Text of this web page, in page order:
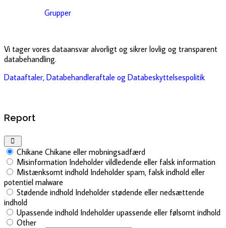
Grupper
Vi tager vores dataansvar alvorligt og sikrer lovlig og transparent
databehandling.
Dataaftaler, Databehandleraftale og Databeskyttelsespolitik
Report
Chikane Chikane eller mobningsadfærd
Misinformation Indeholder vildledende eller falsk information
Mistænksomt indhold Indeholder spam, falsk indhold eller
potentiel malware
Stødende indhold Indeholder stødende eller nedsættende
indhold
Upassende indhold Indeholder upassende eller følsomt indhold
Other